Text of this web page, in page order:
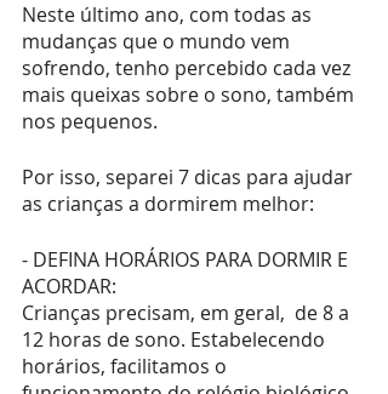
Neste último ano, com todas as
mudanças que o mundo vem
sofrendo, tenho percebido cada vez
mais queixas sobre o sono, também
nos pequenos.
Por isso, separei 7 dicas para ajudar
as crianças a dormirem melhor:
- DEFINA HORÁRIOS PARA DORMIR E
ACORDAR:
Crianças precisam, em geral,  de 8 a
12 horas de sono. Estabelecendo
horários, facilitamos o